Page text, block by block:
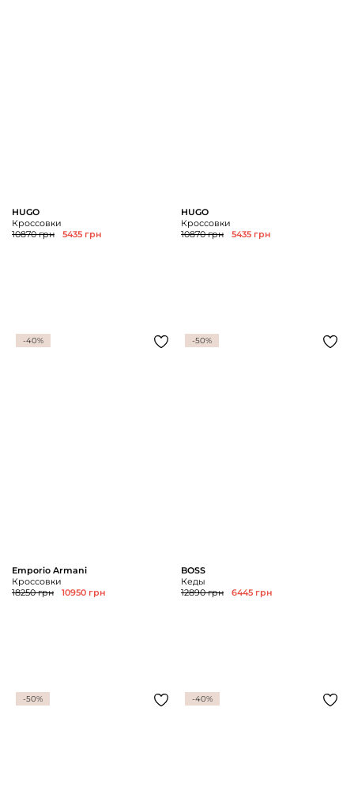
HUGO
Кроссовки
10870 грн
5435 грн
HUGO
Кроссовки
10870 грн
5435 грн
-40%
Emporio Armani
Кроссовки
18250 грн
10950 грн
-50%
BOSS
Кеды
12890 грн
6445 грн
-50% -40%